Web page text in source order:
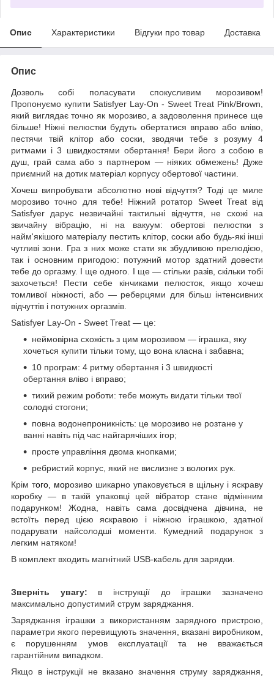
Опис Характеристики Відгуки про товар Доставка
Опис
Дозволь собі поласувати спокусливим морозивом!
Пропонуємо купити Satisfyer Lay-On - Sweet Treat Pink/Brown,
який виглядає точно як морозиво, а задоволення принесе ще
більше! Ніжні пелюстки будуть обертатися вправо або вліво,
пестячи твій клітор або соски, зводячи тебе з розуму 4
ритмами і 3 швидкостями обертання! Бери його з собою в
душ, грай сама або з партнером — ніяких обмежень! Дуже
приємний на дотик матеріал корпусу обертової частини.
Хочеш випробувати абсолютно нові відчуття? Тоді це миле
морозиво точно для тебе! Ніжний ротатор Sweet Treat від
Satisfyer дарує незвичайні тактильні відчуття, не схожі на
звичайну вібрацію, ні на вакуум: обертові пелюстки з
найм'якішого матеріалу пестить клітор, соски або будь-які інші
чутливі зони. Гра з них може стати як збудливою прелюдією,
так і основним пригодою: потужний мотор здатний довести
тебе до оргазму. І ще одного. І ще — стільки разів, скільки тобі
захочеться! Пести себе кінчиками пелюсток, якщо хочеш
томливої ніжності, або — реберцями для більш інтенсивних
відчуттів і потужних оргазмів.
Satisfyer Lay-On - Sweet Treat — це:
неймовірна схожість з цим морозивом — іграшка, яку
хочеться купити тільки тому, що вона класна і забавна;
10 програм: 4 ритму обертання і 3 швидкості
обертання вліво і вправо;
тихий режим роботи: тебе можуть видати тільки твої
солодкі стогони;
повна водонепроникність: це морозиво не розтане у
ванні навіть під час найгарячіших ігор;
просте управління двома кнопками;
ребристий корпус, який не вислизне з вологих рук.
Крім того, морозиво шикарно упаковується в щільну і яскраву
коробку — в такій упаковці цей вібратор стане відмінним
подарунком! Жодна, навіть сама досвідчена дівчина, не
встоїть перед цією яскравою і ніжною іграшкою, здатної
подарувати найсолодші моменти. Кумедний подарунок з
легким натяком!
В комплект входить магнітний USB-кабель для зарядки.
Зверніть увагу: в інструкції до іграшки зазначено
максимально допустимий струм заряджання.
Заряджання іграшки з використанням зарядного пристрою,
параметри якого перевищують значення, вказані виробником,
є порушенням умов експлуатації та не вважається
гарантійним випадком.
Якщо в інструкції не вказано значення струму заряджання,